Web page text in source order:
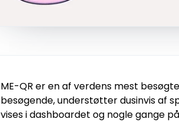
ME-QR er en af verdens mest
besøgende, understøtter dusinvis af
vises i dashboardet og nogle gange